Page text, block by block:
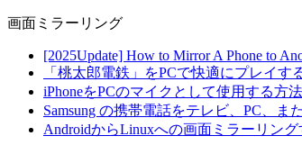
画面ミラーリング
[2025Update] How to Mirror A Phone to
「桃太郎電鉄」をPCで快適にプレイ
iPhoneをPCのマイクとして使用する方法
Samsung の携帯電話をテレビ、PC、
AndroidからLinuxへの画面ミラーリン